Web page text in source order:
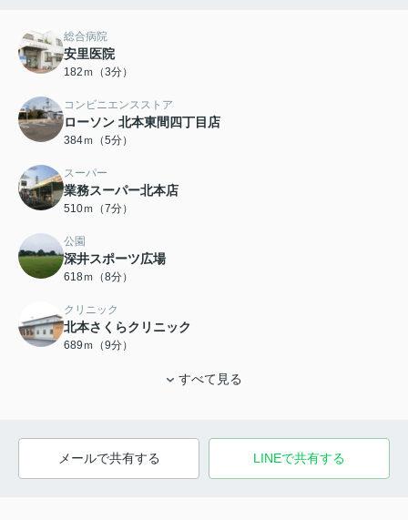
総合病院
安里医院
182ｍ（3分）
コンビニエンスストア
ローソン 北本東間四丁目店
384ｍ（5分）
スーパー
業務スーパー北本店
510ｍ（7分）
公園
深井スポーツ広場
618ｍ（8分）
クリニック
北本さくらクリニック
689ｍ（9分）
すべて見る
メールで共有する LINEで共有する